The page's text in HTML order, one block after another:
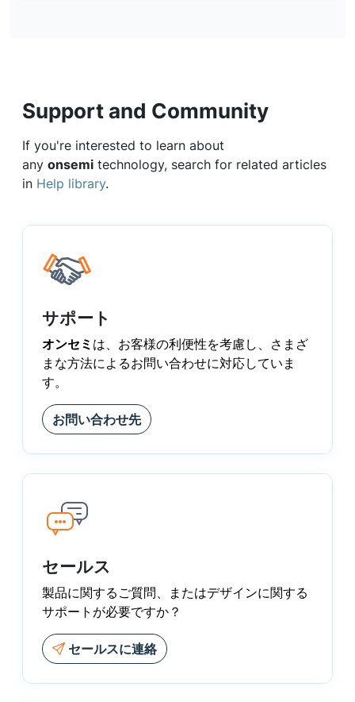
Support and Community
If you're interested to learn about
any onsemi technology, search for related articles
in Help library.
サポート
オンセミ は、お客様の利便性を考慮し、さまざ
まな方法によるお問い合わせに対応していま
す。
お問い合わせ先
セールス
製品に関するご質問、またはデザインに関する
サポートが必要ですか？
セールスに連絡